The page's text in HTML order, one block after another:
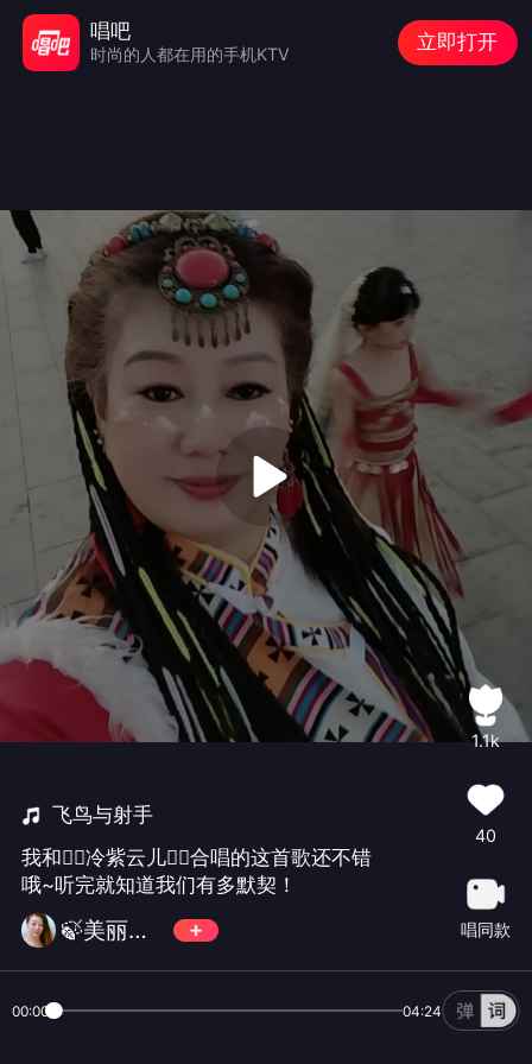
飞鸟与射手
我和🧚‍♀️冷紫云儿🧚‍♀️合唱的这首歌还不错
哦~听完就知道我们有多默契！
🍃美丽森林🍃感恩遇见（暂离）
1.1k
40
唱同款
00:00 04:24
唱吧
时尚的人都在用的手机KTV
立即打开